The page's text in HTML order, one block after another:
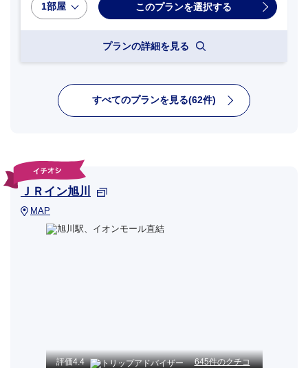
1部屋
プランの詳細を見る
すべてのプランを見る(62件)
ＪＲイン旭川
MAP
評価4.4 645件のクチコ